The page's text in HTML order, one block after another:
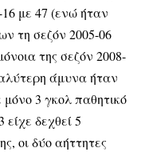
με 47 (ενώ ήταν
τη σεζόν 2005-06
της σεζόν 2008-
άμυνα ήταν
3 γκολ παθητικό
δεχθεί 5
οι δύο αήττητες